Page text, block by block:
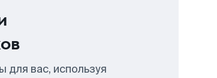
вас, используя